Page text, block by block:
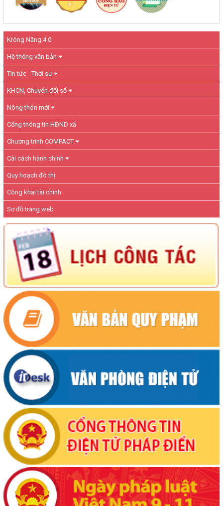
Krông Năng 4.0
Hệ thống văn bản
Tin tức - Thời sự
KHCN, Chuyển đổi số
Nông thôn mới
Cổng thông tin HĐND xã
Chương trình COMPACT
Cải cách hành chính
Quy hoạch đô thị
Công khai tài chính
Sơ đồ trang web